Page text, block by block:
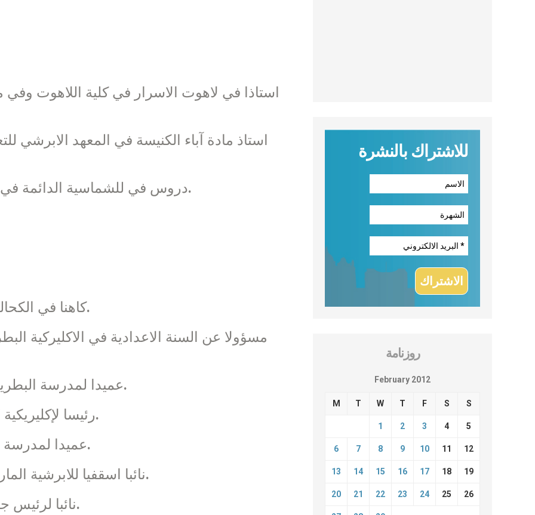
2007: دروس في للشماسية الدائمة في جامعة القديس يوسف – بيروت.
– كاهنا في الكحالة، الدامور والشياح بين 1984 و1999.
1995 – 1998: عميدا لمدرسة البطريركية المارونية في غزير.
1998 – 1999: رئيسا لإكليريكية “أم الفادي” في القاهرة.
1999 – 2001: عميدا لمدرسة “سان بينيديتو” في روما.
2001 – 2009: نائبا اسقفيا للابرشية المارونية الرعوية في بيروت.
2001 – 2006: نائبا لرئيس جامعة الحكمة في بيروت.
للاشتراك بالنشرة
روزنامة
February 2012
M T W T F S S
1 2 3 4 5
6 7 8 9 10 11 12
13 14 15 16 17 18 19
20 21 22 23 24 25 26